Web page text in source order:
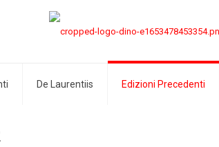
De Laurentiis Edizioni Precedenti